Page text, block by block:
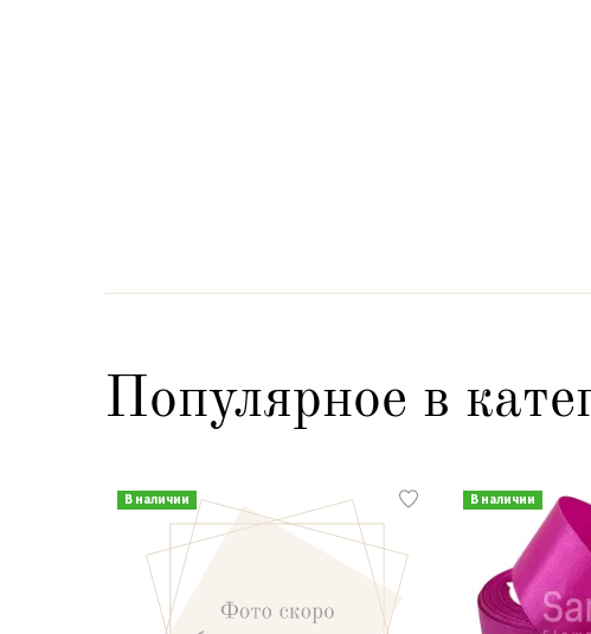
Популярное в
В наличии В наличии